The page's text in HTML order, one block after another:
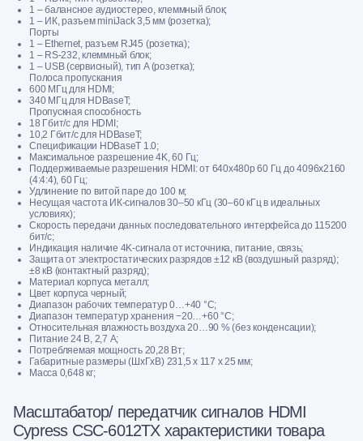
1 – балансное аудиостерео, клеммный блок;
1 – ИК, разъем miniJack 3,5 мм (розетка);
Порты
1 – Ethernet, разъем RJ45 (розетка);
1 – RS-232, клеммный блок;
1 – USB (сервисный), тип A (розетка);
Полоса пропускания
600 МГц для HDMI;
340 МГц для HDBaseT;
Пропускная способность
18 Гбит/с для HDMI;
10,2 Гбит/с для HDBaseT;
Спецификации HDBaseT 1.0;
Максимальное разрешение 4K, 60 Гц;
Поддерживаемые разрешения HDMI: от 640x480p 60 Гц до 4096x2160
(4:4:4), 60 Гц;
Удлинение по витой паре до 100 м;
Несущая частота ИК-сигналов 30–50 кГц (30–60 кГц в идеальных
условиях);
Скорость передачи данных последовательного интерфейса до 115200
бит/с;
Индикация наличие 4K-сигнала от источника, питание, связь;
Защита от электростатических разрядов ±12 кВ (воздушный разряд);
±8 кВ (контактный разряд);
Материал корпуса металл;
Цвет корпуса черный;
Диапазон рабочих температур 0…+40 °C;
Диапазон температур хранения −20…+60 °C;
Относительная влажность воздуха 20…90 % (без конденсации);
Питание 24 В, 2,7 А;
Потребляемая мощность 20,28 Вт;
Габаритные размеры (ШxГxВ) 231,5 x 117 x 25 мм;
Масса 0,648 кг;
Масштабатор/ передатчик сигналов HDMI
Cypress CSC-6012TX характеристики товара